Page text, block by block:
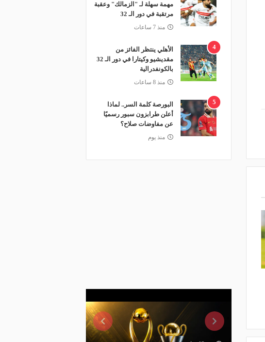
مهمة سهلة لـ "الزمالك" وعقبة
مرتقبة في دور الـ 32
منذ 7 ساعات
4
الأهلي ينتظر الفائز من
مقديشيو وكيتارا في دور الـ 32
بالكونفدرالية
منذ 8 ساعات
5
البورصة كلمة السر.. لماذا
أعلن طرابزون سبور رسميًا
عن مفاوضات صلاح؟
منذ يوم